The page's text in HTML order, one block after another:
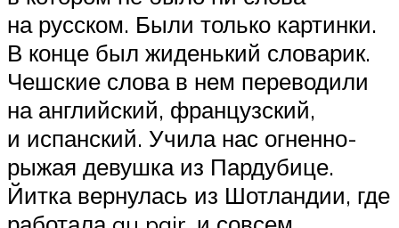
на русском. Были только картинки.
В конце был жиденький словарик.
Чешские слова в нем переводили
на английский, французский,
и испанский. Учила нас огненно-
рыжая девушка из Пардубице.
Йитка вернулась из Шотландии, где